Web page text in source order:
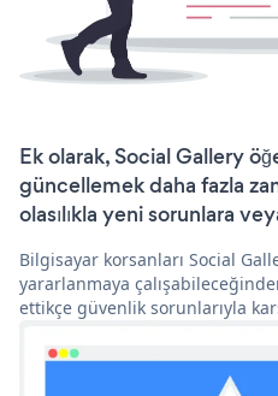
Ek olarak, Social Gallery
güncellemek daha fazla
olasılıkla yeni sorunlara
Bilgisayar korsanları Social
yararlanmaya
ettikçe güvenlik sorunlarıyla